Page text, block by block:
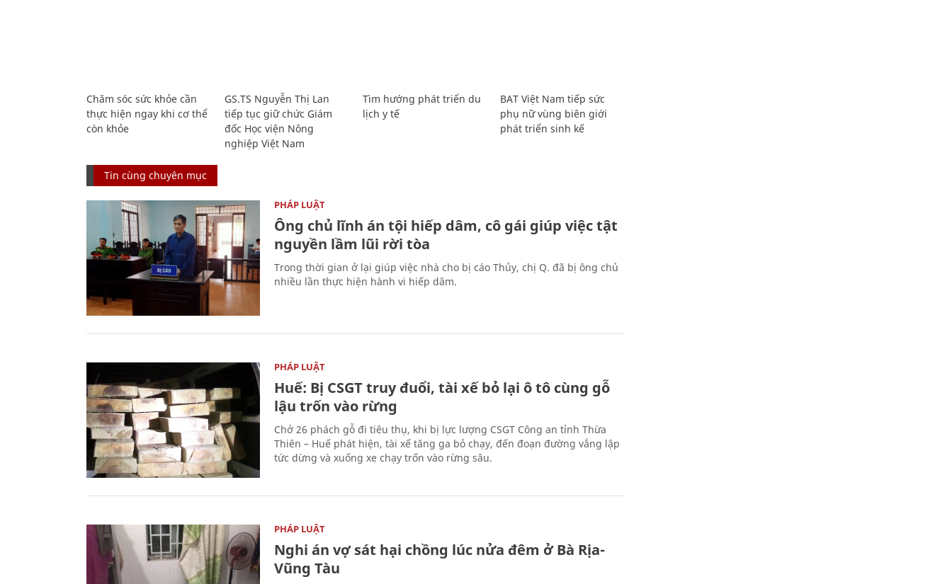
Chăm sóc sức khỏe cần
thực hiện ngay khi cơ thể
còn khỏe
GS.TS Nguyễn Thị Lan
tiếp tục giữ chức Giám
đốc Học viện Nông
nghiệp Việt Nam
Tìm hướng phát triển du
lịch y tế
BAT Việt Nam tiếp sức
phụ nữ vùng biên giới
phát triển sinh kế
Tin cùng chuyên mục
PHÁP LUẬT
Ông chủ lĩnh án tội hiếp dâm, cô gái giúp việc tật
nguyền lầm lũi rời tòa
Trong thời gian ở lại giúp việc nhà cho bị cáo Thủy, chị Q. đã bị ông chủ
nhiều lần thực hiện hành vi hiếp dâm.
PHÁP LUẬT
Huế: Bị CSGT truy đuổi, tài xế bỏ lại ô tô cùng gỗ
lậu trốn vào rừng
Chở 26 phách gỗ đi tiêu thụ, khi bị lực lượng CSGT Công an tỉnh Thừa
Thiên – Huế phát hiện, tài xế tăng ga bỏ chạy, đến đoạn đường vắng lập
tức dừng và xuống xe chạy trốn vào rừng sâu.
PHÁP LUẬT
Nghi án vợ sát hại chồng lúc nửa đêm ở Bà Rịa-
Vũng Tàu